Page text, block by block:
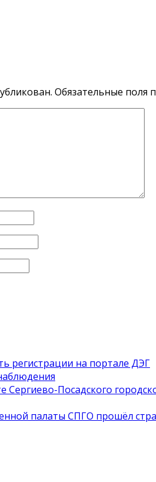
Обязательные поля
регистрации на портале ДЭГ
Сергиево-Посадского
палаты СПГО прошёл